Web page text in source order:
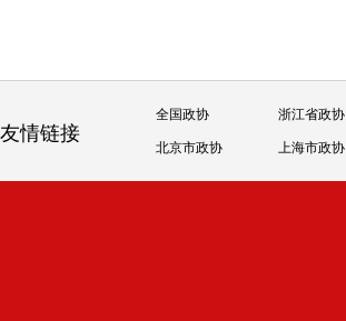
友情链接
全国政协 浙江省政协
北京市政协 上海市政协